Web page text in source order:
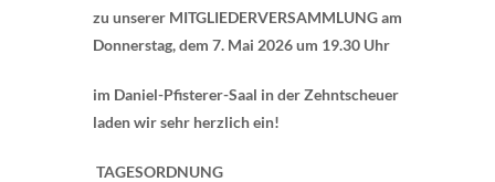
zu unserer MITGLIEDERVERSAMMLUNGam
Donnerstag, dem 7. Mai 2026 um 19.30 Uhr
im Daniel-Pfisterer-Saal in der Zehntscheuer
laden wir sehr herzlich ein!
TAGESORDNUNG